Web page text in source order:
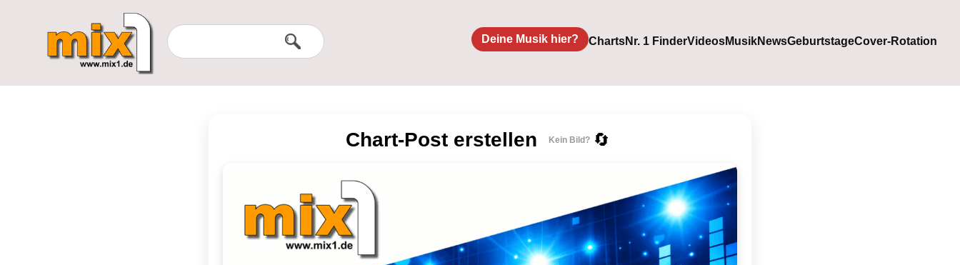
Deine Musik hier? ChartsNr. 1 FinderVideosMusikNewsGeburtstageCover-Rotation
Chart-Post erstellen Kein Bild? 🔄